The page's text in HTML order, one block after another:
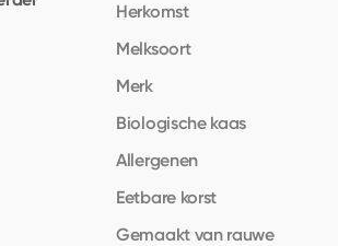
Herkomst
Melksoort
Merk
Biologische kaas
Allergenen
Eetbare korst
Gemaakt van rauwe